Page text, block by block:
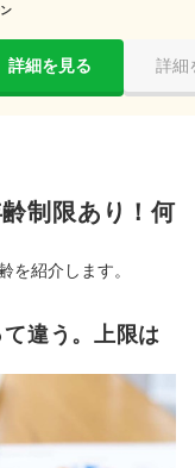
詳細を見る 詳細
制限あり！何
を紹介します。
違う。上限は